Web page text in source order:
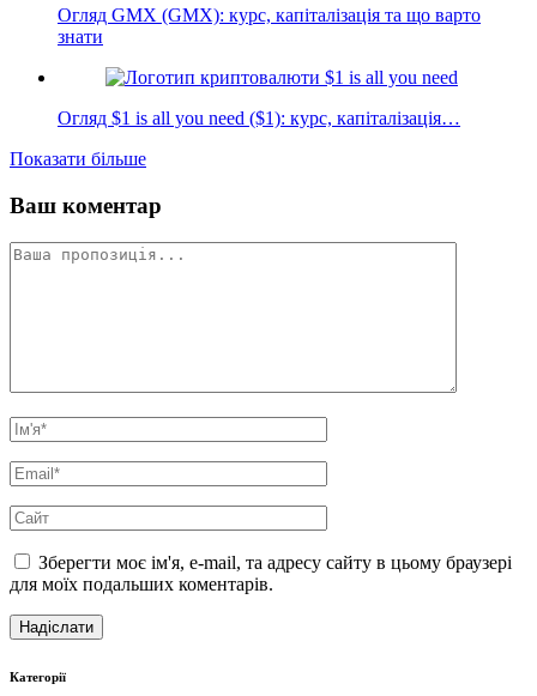
Огляд GMX (GMX): курс, капіталізація та що варто
знати
Огляд $1 is all you need ($1): курс, капіталізація…
Показати більше
Ваш коментар
Зберегти моє ім'я, e-mail, та адресу сайту в цьому браузері
для моїх подальших коментарів.
Категорії